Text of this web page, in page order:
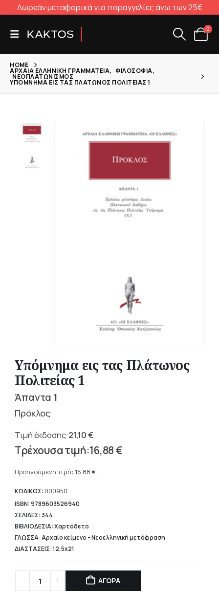
Δωρεάν μεταφορικά για παραγγελίες άνω των 25€
0
HOME
ΑΡΧΑΊΑ ΕΛΛΗΝΙΚΉ ΓΡΑΜΜΑΤΕΊΑ, ΦΙΛΟΣΟΦΊΑ,
ΝΕΟΠΛΑΤΩΝΙΣΜΌΣ
ΥΠΌΜΝΗΜΑ ΕΙΣ ΤΑΣ ΠΛΆΤΩΝΟΣ ΠΟΛΙΤΕΊΑΣ 1
Υπόμνημα εις τας Πλάτωνος
Πολιτείας 1
Άπαντα 1
Πρόκλος
21,10€
Original
price
21,10 €.
16,88€
τρέχουσα
είναι:
16,88 €.
Προηγούμενη τιμή: 16,88 €.
ΚΩΔΙΚΟΣ: 000950
ISBN: 9789603526940
ΣΕΛΙΔΕΣ: 344
ΒΙΒΛΙΟΔΕΣΙΑ: Χαρτόδετο
ΓΛΩΣΣΑ: Αρχαίο κείμενο - Νεοελληνική μετάφραση
ΔΙΑΣΤΑΣΕΙΣ: 12,5x21
ΑΓΟΡΑ